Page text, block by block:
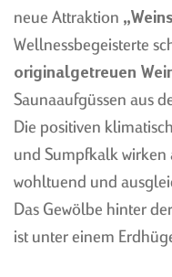
WEINKELLER
BARRIQUEKELLER
EVENTRAUM
WELLNESS
neue Attraktion
Wellnessbegeisterte
originalgetreuen
Saunaaufgüssen aus
Die positiven
und Sumpfkalk
wohltuend und
Das Gewölbe hinter
ist unter einem